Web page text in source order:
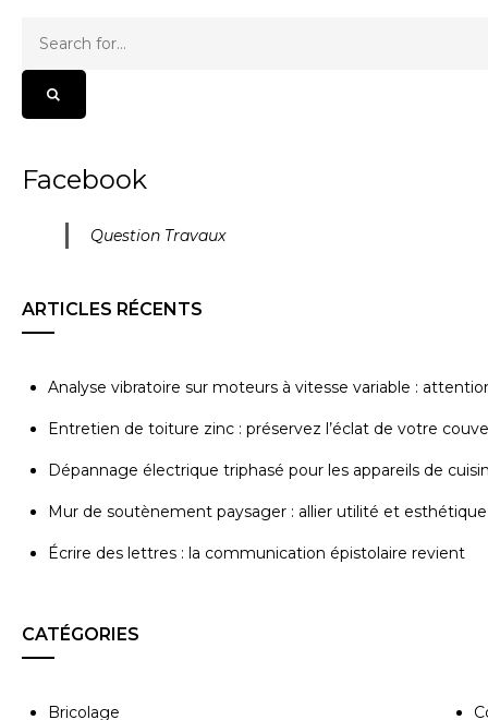
Facebook
Question Travaux
ARTICLES RÉCENTS
Analyse vibratoire sur moteurs à vitesse variable :
Entretien de toiture zinc : préservez l’éclat de votre
Dépannage électrique triphasé pour les appareils de
Mur de soutènement paysager : allier utilité et esthétique
Écrire des lettres : la communication épistolaire revient
CATÉGORIES
Bricolage